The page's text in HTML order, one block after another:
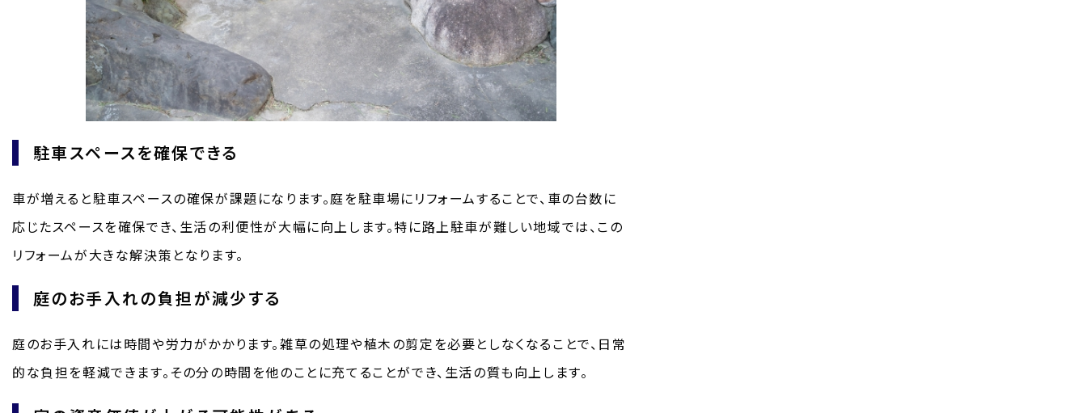
駐車スペースを確保できる
車が増えると駐車スペースの確保が課題になります。庭を駐車場にリフォームすることで、車の台数に
応じたスペースを確保でき、生活の利便性が大幅に向上します。特に路上駐車が難しい地域では、この
リフォームが大きな解決策となります。
庭のお手入れの負担が減少する
庭のお手入れには時間や労力がかかります。雑草の処理や植木の剪定を必要としなくなることで、日常
的な負担を軽減できます。その分の時間を他のことに充てることができ、生活の質も向上します。